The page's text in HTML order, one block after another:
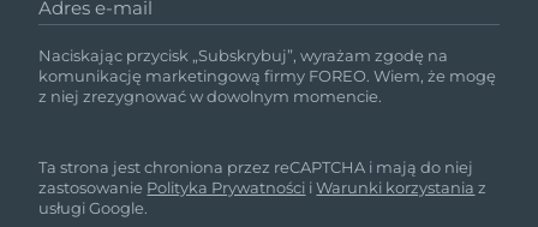
Adres e-mail
Naciskając przycisk „Subskrybuj”, wyrażam zgodę na
komunikację marketingową firmy FOREO. Wiem, że mogę
z niej zrezygnować w dowolnym momencie.
Ta strona jest chroniona przez reCAPTCHA i mają do niej
zastosowanie Polityka Prywatności iWarunki korzystania z
usługi Google.